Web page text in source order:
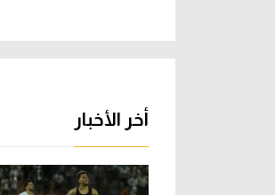
أخر الأخبار